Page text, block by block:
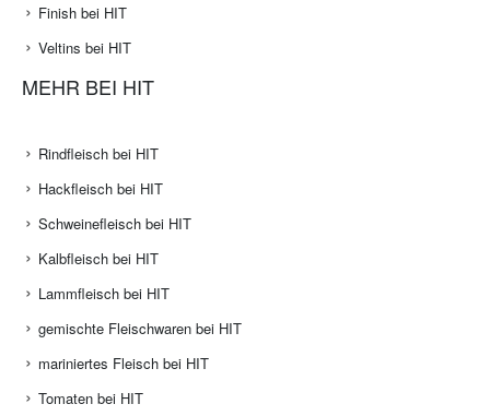
Finish bei HIT
Veltins bei HIT
MEHR BEI HIT
Rindfleisch bei HIT
Hackfleisch bei HIT
Schweinefleisch bei HIT
Kalbfleisch bei HIT
Lammfleisch bei HIT
gemischte Fleischwaren bei HIT
mariniertes Fleisch bei HIT
Tomaten bei HIT